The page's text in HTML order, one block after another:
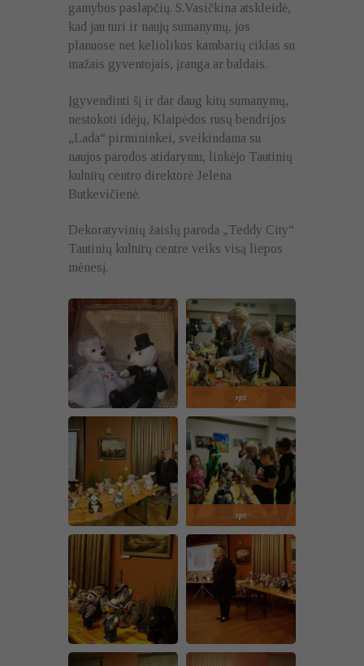
gamybos paslapčių. S.Vasičkina atskleidė,
kad jau turi ir naujų sumanymų, jos
planuose net keliolikos kambarių ciklas su
mažais gyventojais, įranga ar baldais.
Įgyvendinti šį ir dar daug kitų sumanymų,
nestokoti idėjų, Klaipėdos rusų bendrijos
„Lada“ pirmininkei, sveikindama su
naujos parodos atidarymu, linkėjo Tautinių
kultūrų centro direktorė Jelena
Butkevičienė.
Dekoratyvinių žaislų paroda „Teddy City“
Tautinių kultūrų centre veiks visą liepos
mėnesį.
rpt
rpt